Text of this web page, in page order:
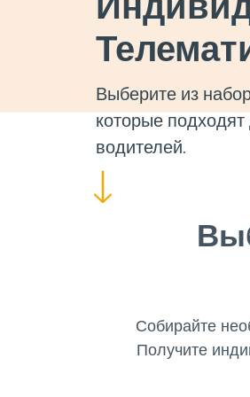
Выберите из
которые
водителей.
Собирайте